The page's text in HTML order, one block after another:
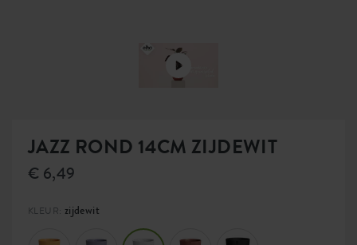
JAZZ ROND 14CM ZIJDEWIT
€ 6,49
KLEUR: zijdewit